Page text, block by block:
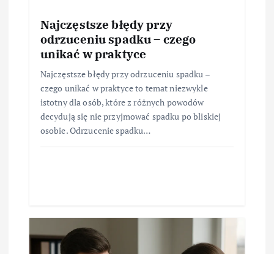
Najczęstsze błędy przy
odrzuceniu spadku – czego
unikać w praktyce
Najczęstsze błędy przy odrzuceniu spadku –
czego unikać w praktyce to temat niezwykle
istotny dla osób, które z różnych powodów
decydują się nie przyjmować spadku po bliskiej
osobie. Odrzucenie spadku…